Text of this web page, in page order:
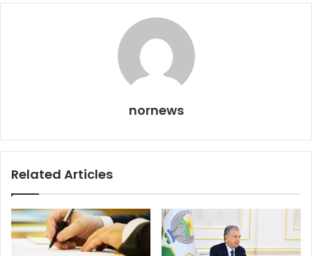
nornews
Related Articles